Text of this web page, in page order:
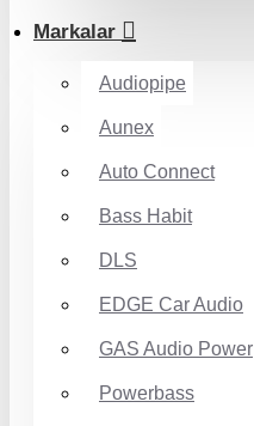
Markalar
Audiopipe
Aunex
Auto Connect
Bass Habit
DLS
EDGE Car Audio
GAS Audio Power
Powerbass